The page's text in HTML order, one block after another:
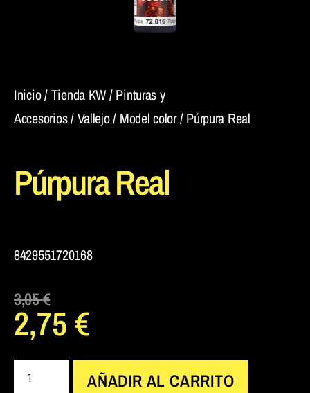
Inicio/Tienda KW/Pinturas y
Accesorios/Vallejo/ Model color/ Púrpura Real
Púrpura Real
8429551720168
3,05€
2,75€
AÑADIR AL CARRITO